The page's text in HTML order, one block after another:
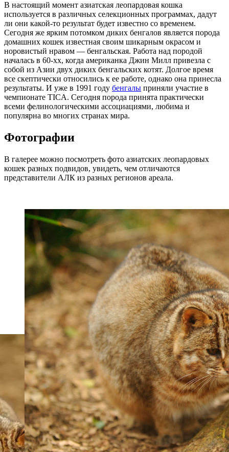
В настоящий момент азиатская леопардовая кошка
используется в различных селекционных программах, дадут
ли они какой-то результат будет известно со временем.
Сегодня же ярким потомком диких бенгалов является порода
домашних кошек известная своим шикарным окрасом и
норовистый нравом ― бенгальская. Работа над породой
началась в 60-хх, когда американка Джин Милл привезла с
собой из Азии двух диких бенгальских котят. Долгое время
все скептически относились к ее работе, однако она принесла
результаты. И уже в 1991 году бенгалы приняли участие в
чемпионате TICA. Сегодня порода принята практически
всеми фелинологическими ассоциациями, любима и
популярна во многих странах мира.
Фотографии
В галерее можно посмотреть фото азиатских леопардовых
кошек разных подвидов, увидеть, чем отличаются
представители АЛК из разных регионов ареала.